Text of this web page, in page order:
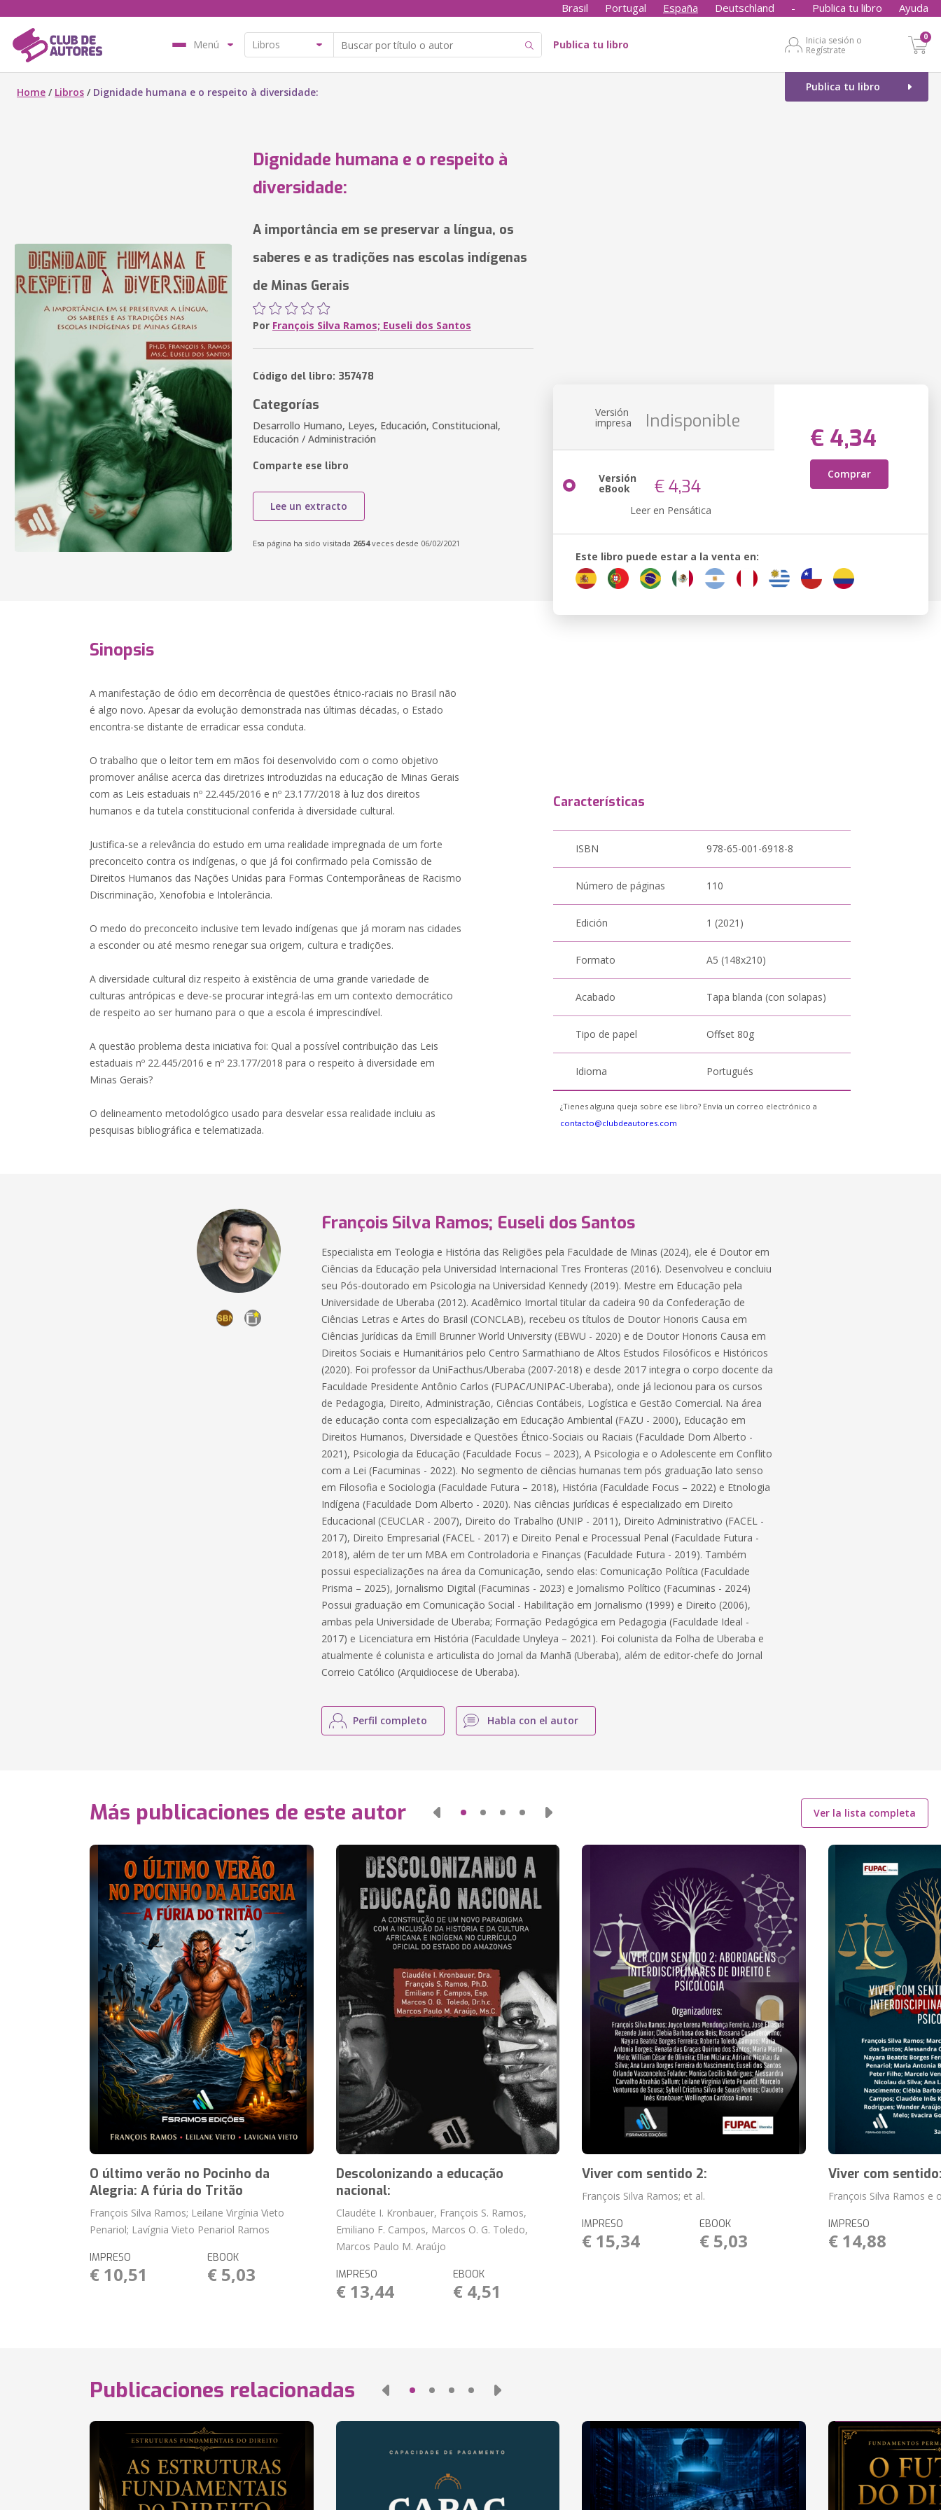
Brasil Portugal España Deutschland - Publica tu libro Ayuda
Menú Publica tu libro
Inicia sesión o
Regístrate
0
Publica tu libro
Home / Libros / Dignidade humana e o respeito à diversidade:
Dignidade humana e o respeito à
diversidade:
A importância em se preservar a língua, os
saberes e as tradições nas escolas indígenas
de Minas Gerais
Por François Silva Ramos; Euseli dos Santos
Código del libro: 357478
Categorías
Desarrollo Humano, Leyes, Educación, Constitucional,
Educación / Administración
Comparte ese libro
Lee un extracto
Esa página ha sido visitada 2654veces desde 06/02/2021
Versión
impresa Indisponible
€ 4,34
Comprar
Versión
eBook € 4,34
Leer en Pensática
Este libro puede estar a la venta en:
Sinopsis
A manifestação de ódio em decorrência de questões étnico-raciais no Brasil não
é algo novo. Apesar da evolução demonstrada nas últimas décadas, o Estado
encontra-se distante de erradicar essa conduta.
O trabalho que o leitor tem em mãos foi desenvolvido com o como objetivo
promover análise acerca das diretrizes introduzidas na educação de Minas Gerais
com as Leis estaduais nº 22.445/2016 e nº 23.177/2018 à luz dos direitos
humanos e da tutela constitucional conferida à diversidade cultural.
Justifica-se a relevância do estudo em uma realidade impregnada de um forte
preconceito contra os indígenas, o que já foi confirmado pela Comissão de
Direitos Humanos das Nações Unidas para Formas Contemporâneas de Racismo
Discriminação, Xenofobia e Intolerância.
O medo do preconceito inclusive tem levado indígenas que já moram nas cidades
a esconder ou até mesmo renegar sua origem, cultura e tradições.
A diversidade cultural diz respeito à existência de uma grande variedade de
culturas antrópicas e deve-se procurar integrá-las em um contexto democrático
de respeito ao ser humano para o que a escola é imprescindível.
A questão problema desta iniciativa foi: Qual a possível contribuição das Leis
estaduais nº 22.445/2016 e nº 23.177/2018 para o respeito à diversidade em
Minas Gerais?
O delineamento metodológico usado para desvelar essa realidade incluiu as
pesquisas bibliográfica e telematizada.
Características
ISBN 978-65-001-6918-8
Número de páginas 110
Edición 1 (2021)
Formato A5 (148x210)
Acabado Tapa blanda (con solapas)
Tipo de papel Offset 80g
Idioma Portugués
¿Tienes alguna queja sobre ese libro? Envía un correo electrónico a
contacto@clubdeautores.com
François Silva Ramos; Euseli dos Santos
Especialista em Teologia e História das Religiões pela Faculdade de Minas (2024), ele é Doutor em
Ciências da Educação pela Universidad Internacional Tres Fronteras (2016). Desenvolveu e concluiu
seu Pós-doutorado em Psicologia na Universidad Kennedy (2019). Mestre em Educação pela
Universidade de Uberaba (2012). Acadêmico Imortal titular da cadeira 90 da Confederação de
Ciências Letras e Artes do Brasil (CONCLAB), recebeu os títulos de Doutor Honoris Causa em
Ciências Jurídicas da Emill Brunner World University (EBWU - 2020) e de Doutor Honoris Causa em
Direitos Sociais e Humanitários pelo Centro Sarmathiano de Altos Estudos Filosóficos e Históricos
(2020). Foi professor da UniFacthus/Uberaba (2007-2018) e desde 2017 integra o corpo docente da
Faculdade Presidente Antônio Carlos (FUPAC/UNIPAC-Uberaba), onde já lecionou para os cursos
de Pedagogia, Direito, Administração, Ciências Contábeis, Logística e Gestão Comercial. Na área
de educação conta com especialização em Educação Ambiental (FAZU - 2000), Educação em
Direitos Humanos, Diversidade e Questões Étnico-Sociais ou Raciais (Faculdade Dom Alberto -
2021), Psicologia da Educação (Faculdade Focus – 2023), A Psicologia e o Adolescente em Conflito
com a Lei (Facuminas - 2022). No segmento de ciências humanas tem pós graduação lato senso
em Filosofia e Sociologia (Faculdade Futura – 2018), História (Faculdade Focus – 2022) e Etnologia
Indígena (Faculdade Dom Alberto - 2020). Nas ciências jurídicas é especializado em Direito
Educacional (CEUCLAR - 2007), Direito do Trabalho (UNIP - 2011), Direito Administrativo (FACEL -
2017), Direito Empresarial (FACEL - 2017) e Direito Penal e Processual Penal (Faculdade Futura -
2018), além de ter um MBA em Controladoria e Finanças (Faculdade Futura - 2019). Também
possui especializações na área da Comunicação, sendo elas: Comunicação Política (Faculdade
Prisma – 2025), Jornalismo Digital (Facuminas - 2023) e Jornalismo Político (Facuminas - 2024)
Possui graduação em Comunicação Social - Habilitação em Jornalismo (1999) e Direito (2006),
ambas pela Universidade de Uberaba; Formação Pedagógica em Pedagogia (Faculdade Ideal -
2017) e Licenciatura em História (Faculdade Unyleya – 2021). Foi colunista da Folha de Uberaba e
atualmente é colunista e articulista do Jornal da Manhã (Uberaba), além de editor-chefe do Jornal
Correio Católico (Arquidiocese de Uberaba).
Perfil completo Habla con el autor
Más publicaciones de este autor Ver la lista completa
O último verão no Pocinho da
Alegria: A fúria do Tritão
François Silva Ramos; Leilane Virgínia Vieto
Penariol; Lavígnia Vieto Penariol Ramos
IMPRESO
€ 10,51
EBOOK
€ 5,03
Descolonizando a educação
nacional:
Claudéte I. Kronbauer, François S. Ramos,
Emiliano F. Campos, Marcos O. G. Toledo,
Marcos Paulo M. Araújo
IMPRESO
€ 13,44
EBOOK
€ 4,51
Viver com sentido 2:
François Silva Ramos; et al.
IMPRESO
€ 15,34
EBOOK
€ 5,03
Viver com
François Silva Ramos e
IMPRESO
€ 14,88
Publicaciones relacionadas